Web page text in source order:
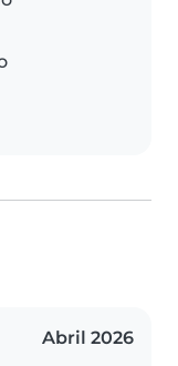
Abril 2026